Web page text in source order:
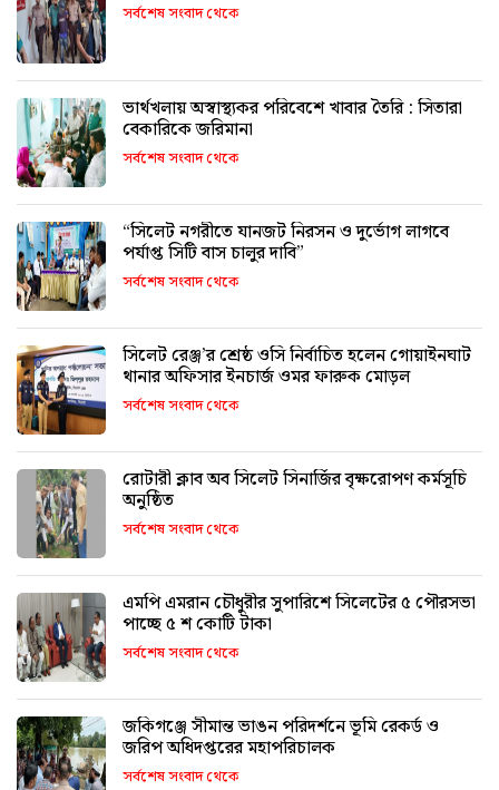
সর্বশেষ সংবাদ থেকে
ভার্থখলায় অস্বাস্থ্যকর পরিবেশে খাবার তৈরি : সিতারা
বেকারিকে জরিমানা
সর্বশেষ সংবাদ থেকে
“সিলেট নগরীতে যানজট নিরসন ও দুর্ভোগ লাগবে
পর্যাপ্ত সিটি বাস চালুর দাবি”
সর্বশেষ সংবাদ থেকে
সিলেট রেঞ্জ’র শ্রেষ্ঠ ওসি নির্বাচিত হলেন গোয়াইনঘাট
থানার অফিসার ইনচার্জ ওমর ফারুক মোড়ল
সর্বশেষ সংবাদ থেকে
রোটারী ক্লাব অব সিলেট সিনার্জির বৃক্ষরোপণ কর্মসূচি
অনুষ্ঠিত
সর্বশেষ সংবাদ থেকে
এমপি এমরান চৌধুরীর সুপারিশে সিলেটের ৫ পৌরসভা
পাচ্ছে ৫ শ কোটি টাকা
সর্বশেষ সংবাদ থেকে
জকিগঞ্জে সীমান্ত ভাঙন পরিদর্শনে ভূমি রেকর্ড ও
জরিপ অধিদপ্তরের মহাপরিচালক
সর্বশেষ সংবাদ থেকে